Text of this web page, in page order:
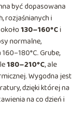
być dopasowana
rozjaśnianych i
130–160°Ci
normalne,
Grube,
180–210°C, ale
Wygodna jest
dzięki której na
na co dzień i